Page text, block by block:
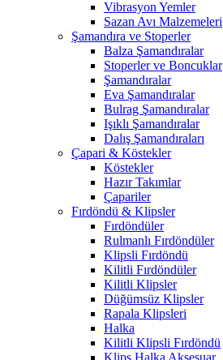
Vibrasyon Yemler
Sazan Avı Malzemeleri
Şamandıra ve Stoperler
Balza Şamandıralar
Stoperler ve Boncuklar
Şamandıralar
Eva Şamandıralar
Bulrag Şamandıralar
Işıklı Şamandıralar
Dalış Şamandıraları
Çapari & Köstekler
Köstekler
Hazır Takımlar
Çapariler
Fırdöndü & Klipsler
Fırdöndüler
Rulmanlı Fırdöndüler
Klipsli Fırdöndü
Kilitli Fırdöndüler
Kilitli Klipsler
Düğümsüz Klipsler
Rapala Klipsleri
Halka
Kilitli Klipsli Fırdöndü
Klips Halka Aksesuar